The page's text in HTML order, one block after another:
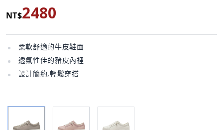
NT$2480
柔軟舒適的牛皮鞋面
透氣性佳的豬皮內裡
設計簡約,輕鬆穿搭